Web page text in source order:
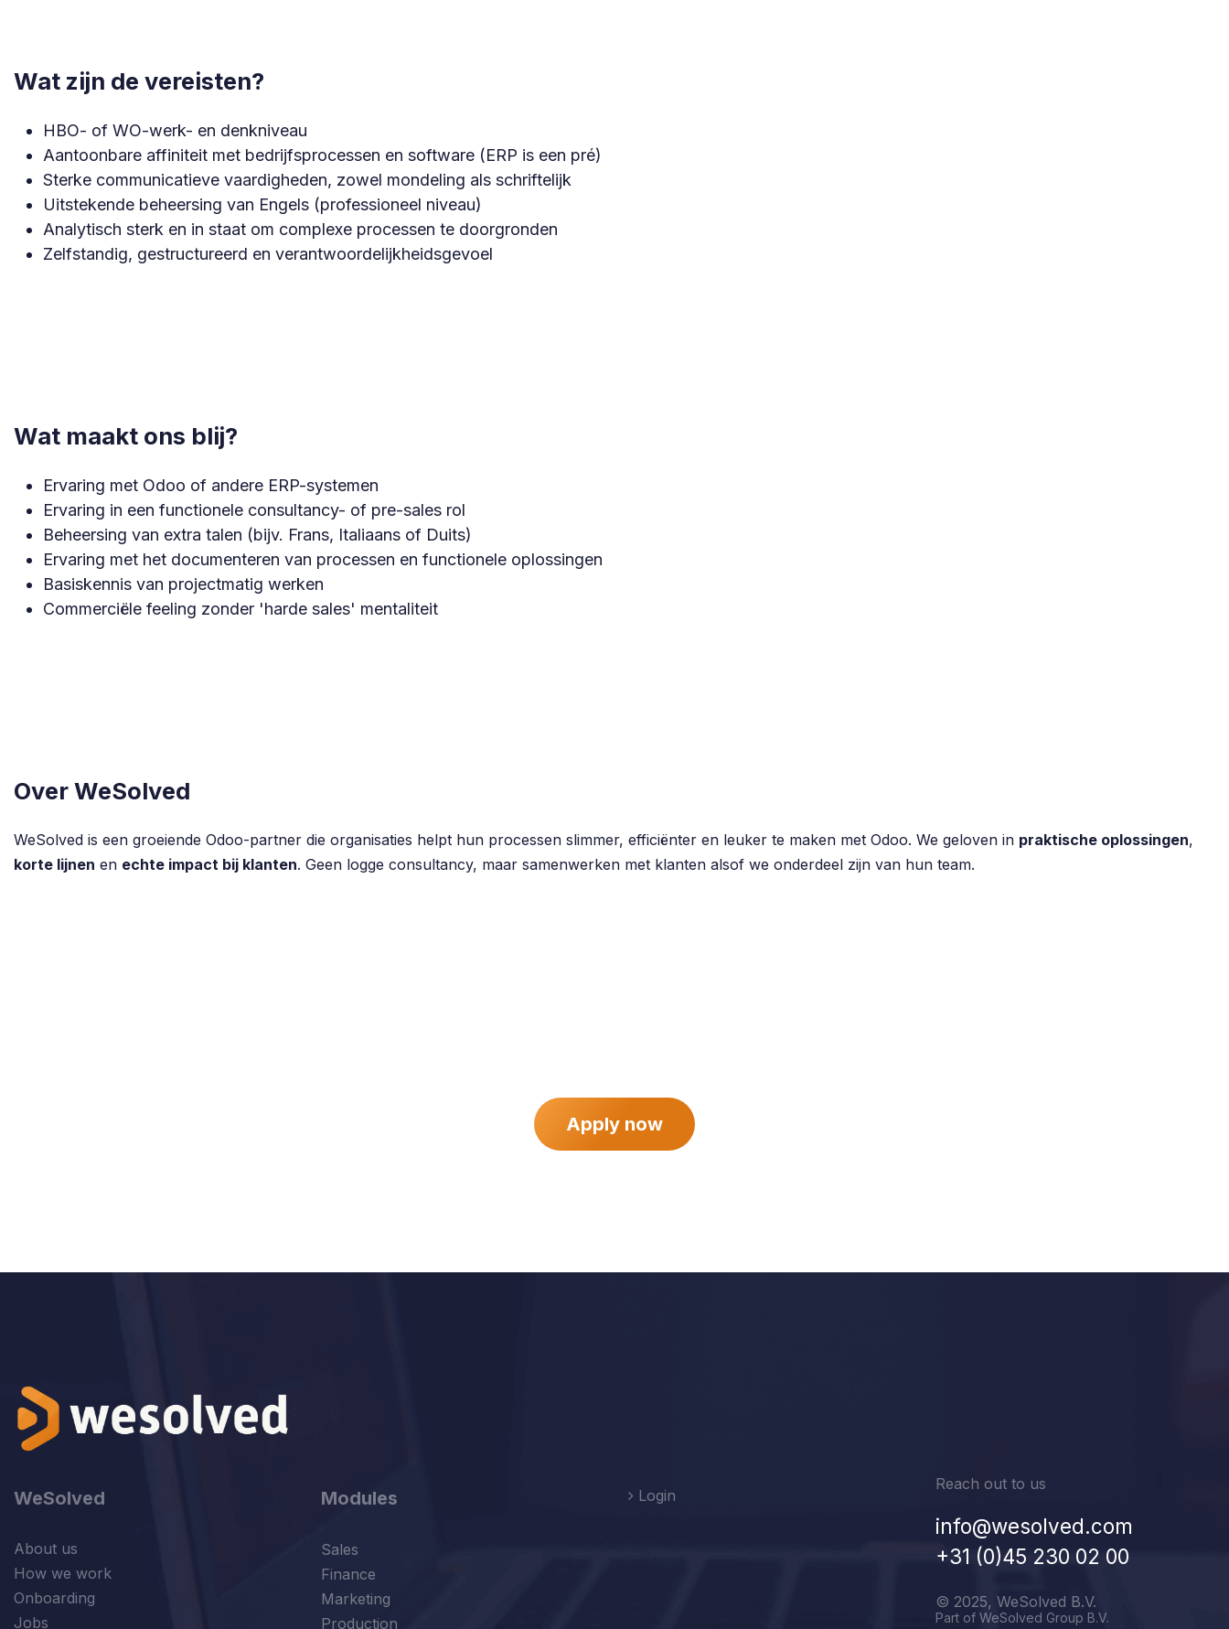
Wat zijn de vereisten?
HBO- of WO-werk- en denkniveau
Aantoonbare affiniteit met bedrijfsprocessen en software (ERP is een pré)
Sterke communicatieve vaardigheden, zowel mondeling als schriftelijk
Uitstekende beheersing van Engels (professioneel niveau)
Analytisch sterk en in staat om complexe processen te doorgronden
Zelfstandig, gestructureerd en verantwoordelijkheidsgevoel
Wat maakt ons blij?
Ervaring met Odoo of andere ERP-systemen
Ervaring in een functionele consultancy- of pre-sales rol
Beheersing van extra talen (bijv. Frans, Italiaans of Duits)
Ervaring met het documenteren van processen en functionele oplossingen
Basiskennis van projectmatig werken
Commerciële feeling zonder 'harde sales' mentaliteit
Over WeSolved
WeSolved is een groeiende Odoo-partner die organisaties helpt hun processen slimmer, efficiënter en leuker te maken met Odoo. We geloven in praktische oplossingen,
korte lijnen en echte impact bij klanten. Geen logge consultancy, maar samenwerken met klanten alsof we onderdeel zijn van hun team.
Apply now
WeSolved
About us
How we work
Onboarding
Jobs
Modules
Sales
Finance
Marketing
Production
Login
Reach out to us
info@wesolved.com
+31 (0)45 230 02 00
© 2025, WeSolved B.V.
Part of WeSolved Group B.V.